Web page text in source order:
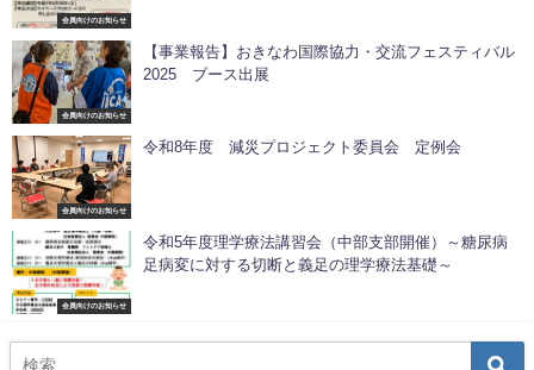
会員向けのお知らせ
会員向けのお知らせ
【事業報告】おきなわ国際協力・交流フェスティバル
2025 ブース出展
会員向けのお知らせ
令和8年度 減災プロジェクト委員会 定例会
会員向けのお知らせ
令和5年度理学療法講習会（中部支部開催）～糖尿病
足病変に対する切断と義足の理学療法基礎～